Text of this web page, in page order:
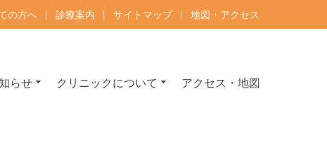
の方へ | 診療案内 | サイトマップ | 地図・アクセス
ルギー科 専門医が診療
らせ クリニックについて アクセス・地図